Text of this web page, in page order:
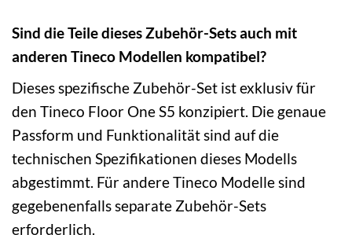
Sind die Teile dieses Zubehör-Sets auch mit
anderen Tineco Modellen kompatibel?
Dieses spezifische Zubehör-Set ist exklusiv für
den Tineco Floor One S5 konzipiert. Die genaue
Passform und Funktionalität sind auf die
technischen Spezifikationen dieses Modells
abgestimmt. Für andere Tineco Modelle sind
gegebenenfalls separate Zubehör-Sets
erforderlich.